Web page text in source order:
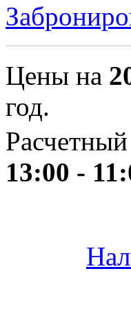
Цены на
год.
13:00 -